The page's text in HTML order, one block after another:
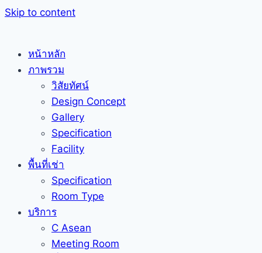
Skip to content
หน้าหลัก
ภาพรวม
วิสัยทัศน์
Design Concept
Gallery
Specification
Facility
พื้นที่เช่า
Specification
Room Type
บริการ
C Asean
Meeting Room